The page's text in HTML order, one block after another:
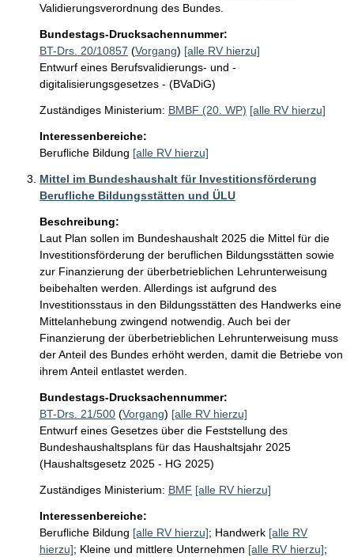
Validierungsverordnung des Bundes.
Bundestags-Drucksachennummer:
BT-Drs. 20/10857 (Vorgang) [alle RV hierzu]
Entwurf eines Berufsvalidierungs- und -
digitalisierungsgesetzes - (BVaDiG)
Zuständiges Ministerium: BMBF (20. WP) [alle RV hierzu]
Interessenbereiche:
Berufliche Bildung [alle RV hierzu]
Mittel im Bundeshaushalt für Investitionsförderung
Berufliche Bildungsstätten und ÜLU
Beschreibung:
Laut Plan sollen im Bundeshaushalt 2025 die Mittel für die
Investitionsförderung der beruflichen Bildungsstätten sowie
zur Finanzierung der überbetrieblichen Lehrunterweisung
beibehalten werden. Allerdings ist aufgrund des
Investitionsstaus in den Bildungsstätten des Handwerks eine
Mittelanhebung zwingend notwendig. Auch bei der
Finanzierung der überbetrieblichen Lehrunterweisung muss
der Anteil des Bundes erhöht werden, damit die Betriebe von
ihrem Anteil entlastet werden.
Bundestags-Drucksachennummer:
BT-Drs. 21/500 (Vorgang) [alle RV hierzu]
Entwurf eines Gesetzes über die Feststellung des
Bundeshaushaltsplans für das Haushaltsjahr 2025
(Haushaltsgesetz 2025 - HG 2025)
Zuständiges Ministerium: BMF [alle RV hierzu]
Interessenbereiche:
Berufliche Bildung [alle RV hierzu]; Handwerk [alle RV
hierzu]; Kleine und mittlere Unternehmen [alle RV hierzu];